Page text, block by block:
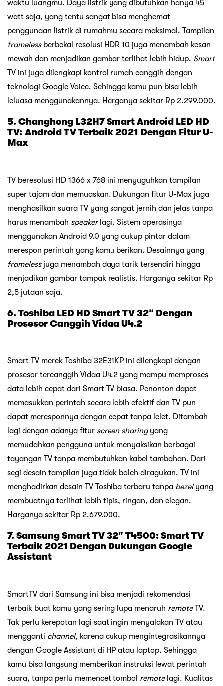
waktu luangmu. Daya listrik yang dibutuhkan hanya 45
watt saja, yang tentu sangat bisa menghemat
penggunaan listrik di rumahmu secara maksimal. Tampilan
framelessberbekal resolusi HDR 10 juga menambah kesan
mewah dan menjadikan gambar terlihat lebih hidup. Smart
TV ini juga dilengkapi kontrol rumah canggih dengan
teknologi Google Voice. Sehingga kamu pun bisa lebih
leluasa menggunakannya. Harganya sekitar Rp 2.299.000.
5. Changhong L32H7 Smart Android LED HD
TV: Android TV Terbaik 2021 Dengan Fitur U-
Max
TV beresolusi HD 1366 x 768 ini menyuguhkan tampilan
super tajam dan memuaskan. Dukungan fitur U-Max juga
menghasilkan suara TV yang sangat jernih dan jelas tanpa
harus menambah speakerlagi. Sistem operasinya
menggunakan Android 9.0 yang cukup pintar dalam
merespon perintah yang kamu berikan. Desainnya yang
frameless juga menambah daya tarik tersendiri hingga
menjadikan gambar tampak realistis. Harganya sekitar Rp
2,5 jutaan saja.
6. Toshiba LED HD Smart TV 32″ Dengan
Prosesor Canggih Vidaa U4.2
Smart TV merek Toshiba 32E31KP ini dilengkapi dengan
prosesor tercanggih Vidaa U4.2 yang mampu memproses
data lebih cepat dari Smart TV biasa. Penonton dapat
memasukkan perintah secara lebih efektif dan TV pun
dapat meresponnya dengan cepat tanpa lelet. Ditambah
lagi dengan adanya fitur screen sharing yang
memudahkan pengguna untuk menyaksikan berbagai
tayangan TV tanpa membutuhkan kabel tambahan. Dari
segi desain tampilan juga tidak boleh diragukan. TV ini
menghadirkan desain TV Toshiba terbaru tanpa bezelyang
membuatnya terlihat lebih tipis, ringan, dan elegan.
Harganya sekitar Rp 2.679.000.
7. Samsung Smart TV 32″ T4500: Smart TV
Terbaik 2021 Dengan Dukungan Google
Assistant
SmartTV dari Samsung ini bisa menjadi rekomendasi
terbaik buat kamu yang sering lupa menaruh remoteTV.
Tak perlu kerepotan lagi saat ingin menyalakan TV atau
mengganti channel, karena cukup mengintegrasikannya
dengan Google Assistant di HP atau laptop. Sehingga
kamu bisa langsung memberikan instruksi lewat perintah
suara, tanpa perlu memencet tombol remote lagi. Kualitas